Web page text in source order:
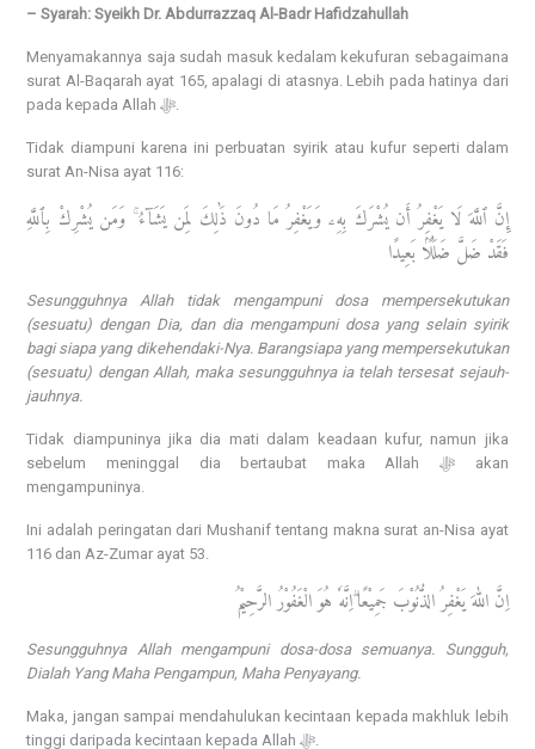
– Syarah: Syeikh Dr. Abdurrazzaq Al-Badr Hafidzahullah
Menyamakannya saja sudah masuk kedalam kekufuran sebagaimana
surat Al-Baqarah ayat 165, apalagi di atasnya. Lebih pada hatinya dari
Tidak diampuni karena ini perbuatan syirik atau kufur seperti dalam
surat An-Nisa ayat 116:
إِنَّ ٱللَّهَ لَا يَغْفِرُ أَن يُشْرَكَ بِهِۦ وَيَغْفِرُ مَا دُونَ ذَٰلِكَ لِمَن يَشَآءُ ۚ وَمَن يُشْرِكْ بِٱللَّهِ
فَقَدْ ضَلَّ ضَلَٰلًۢا بَعِيدًا
Sesungguhnya Allah tidak mengampuni dosa mempersekutukan
(sesuatu) dengan Dia, dan dia mengampuni dosa yang selain syirik
bagi siapa yang dikehendaki-Nya. Barangsiapa yang mempersekutukan
(sesuatu) dengan Allah, maka sesungguhnya ia telah tersesat sejauh-
jauhnya.
Tidak diampuninya jika dia mati dalam keadaan kufur, namun jika
sebelum meninggal dia bertaubat maka Allah ﷻ akan
mengampuninya.
Ini adalah peringatan dari Mushanif tentang makna surat an-Nisa ayat
116 dan Az-Zumar ayat 53.
اِنَّ اللّٰهَ يَغْفِرُ الذُّنُوْبَ جَمِيْعًا ۗاِنَّهٗ هُوَ الْغَفُوْرُ الرَّحِيْمُ
Sesungguhnya Allah mengampuni dosa-dosa semuanya. Sungguh,
Dialah Yang Maha Pengampun, Maha Penyayang.
Maka, jangan sampai mendahulukan kecintaan kepada makhluk lebih